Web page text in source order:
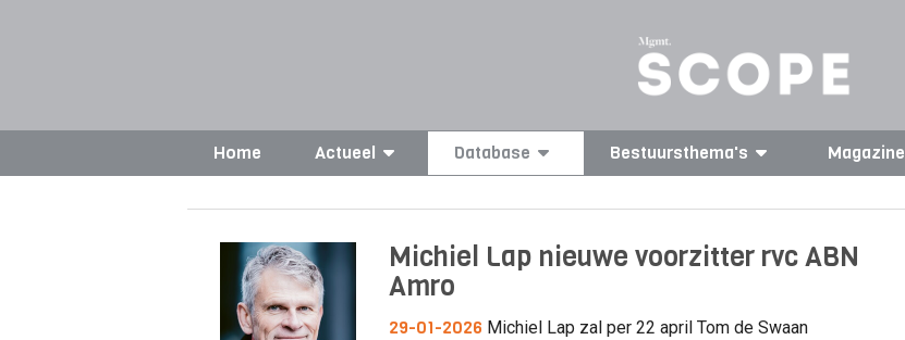
Home Actueel Database Bestuursthema's Magazine
Michiel Lap nieuwe voorzitter rvc ABN
Amro
29-01-2026 Michiel Lap zal per 22 april Tom de Swaan